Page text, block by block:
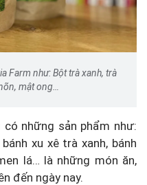
Farm như: Bột trà xanh, trà
mật ong…
có những sản phẩm như:
xu xê trà xanh, bánh
lá… là những món ăn,
đến ngày nay.